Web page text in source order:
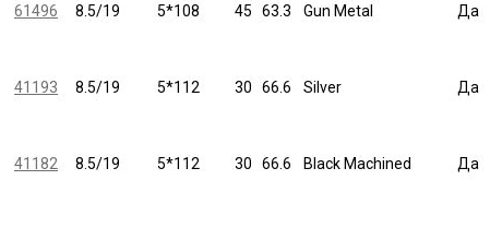
61496 8.5/19 5*108 45 63.3 Gun Metal Да
41193 8.5/19 5*112 30 66.6 Silver Да
41182 8.5/19 5*112 30 66.6 Black Machined Да